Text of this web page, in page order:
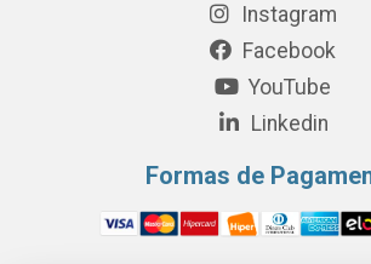
Instagram
Facebook
YouTube
Linkedin
Formas de